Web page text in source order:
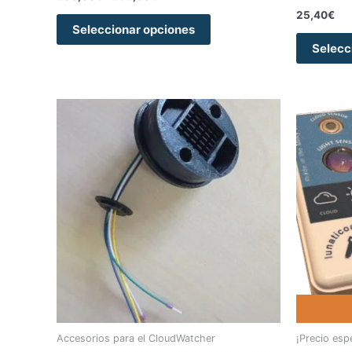
Seleccionar opciones
25,40€
Accesorios para el CloudWatcher ¡Precio